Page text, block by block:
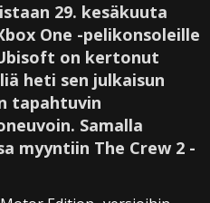
29. kesäkuuta
One -pelikonsoleille
on kertonut
heti sen julkaisun
tapahtuvin
Samalla
myyntiin The Crew 2 -